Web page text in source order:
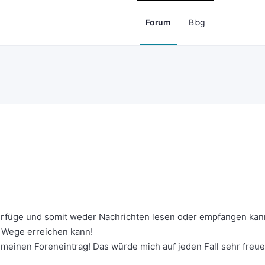
Forum Blog
und somit weder Nachrichten lesen oder empfangen
erreichen kann!
Foreneintrag! Das würde mich auf jeden Fall sehr